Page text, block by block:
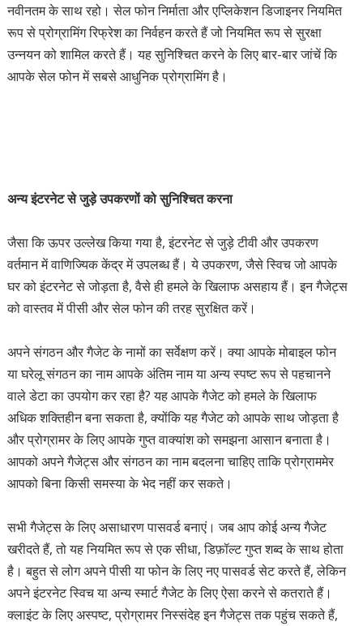
नवीनतम के साथ रहो। सेल फोन निर्माता और एप्लिकेशन डिजाइनर नियमित
रूप से प्रोग्रामिंग रिफ्रेश का निर्वहन करते हैं जो नियमित रूप से सुरक्षा
उन्नयन को शामिल करते हैं। यह सुनिश्चित करने के लिए बार-बार जांचें कि
आपके सेल फोन में सबसे आधुनिक प्रोग्रामिंग है।
अन्य इंटरनेट से जुड़े उपकरणों को सुनिश्चित करना
जैसा कि ऊपर उल्लेख किया गया है, इंटरनेट से जुड़े टीवी और उपकरण
वर्तमान में वाणिज्यिक केंद्र में उपलब्ध हैं। ये उपकरण, जैसे स्विच जो आपके
घर को इंटरनेट से जोड़ता है, वैसे ही हमले के खिलाफ असहाय हैं। इन गैजेट्स
को वास्तव में पीसी और सेल फोन की तरह सुरक्षित करें।
अपने संगठन और गैजेट के नामों का सर्वेक्षण करें। क्या आपके मोबाइल फोन
या घरेलू संगठन का नाम आपके अंतिम नाम या अन्य स्पष्ट रूप से पहचानने
वाले डेटा का उपयोग कर रहा है? यह आपके गैजेट को हमले के खिलाफ
अधिक शक्तिहीन बना सकता है, क्योंकि यह गैजेट को आपके साथ जोड़ता है
और प्रोग्रामर के लिए आपके गुप्त वाक्यांश को समझना आसान बनाता है।
आपको अपने गैजेट्स और संगठन का नाम बदलना चाहिए ताकि प्रोग्राममेर
आपको बिना किसी समस्या के भेद नहीं कर सकते।
सभी गैजेट्स के लिए असाधारण पासवर्ड बनाएं। जब आप कोई अन्य गैजेट
खरीदते हैं, तो यह नियमित रूप से एक सीधा, डिफ़ॉल्ट गुप्त शब्द के साथ होता
है। बहुत से लोग अपने पीसी या फोन के लिए नए पासवर्ड सेट करते हैं, लेकिन
अपने इंटरनेट स्विच या अन्य स्मार्ट गैजेट के लिए ऐसा करने से कतराते हैं।
क्लाइंट के लिए अस्पष्ट, प्रोग्रामर निस्संदेह इन गैजेट्स तक पहुंच सकते हैं,